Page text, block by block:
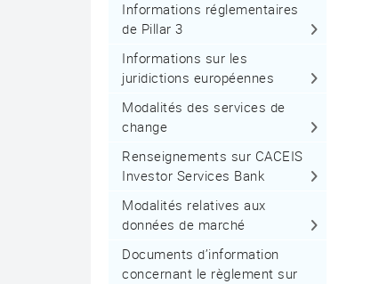
Informations réglementaires
de Pillar 3
Informations sur les
juridictions européennes
Modalités des services de
change
Renseignements sur CACEIS
Investor Services Bank
Modalités relatives aux
données de marché
Documents d’information
concernant le règlement sur